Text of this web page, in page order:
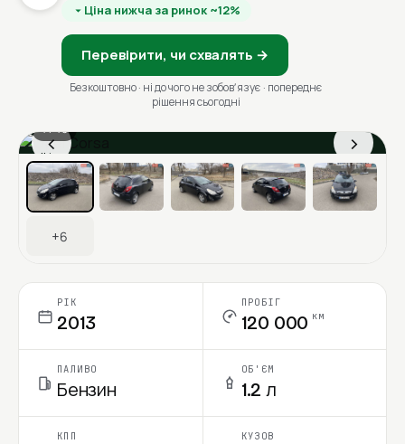
Ціна нижча за ринок ~12%
Перевірити, чи схвалять →
Безкоштовно · ні до чого не зобовʼязує · попереднє
рішення сьогодні
‹ ›
1 / 13
Ціна в місяць
+6
РІК
2013
ПРОБІГ
120 000 км
ПАЛИВО
Бензин
ОБ'ЄМ
1.2 л
КПП КУЗОВ